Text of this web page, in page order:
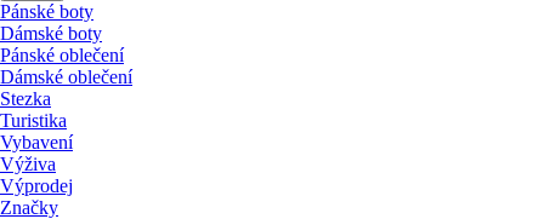
Pánské boty
Dámské boty
Pánské oblečení
Dámské oblečení
Stezka
Turistika
Vybavení
Výživa
Výprodej
Značky